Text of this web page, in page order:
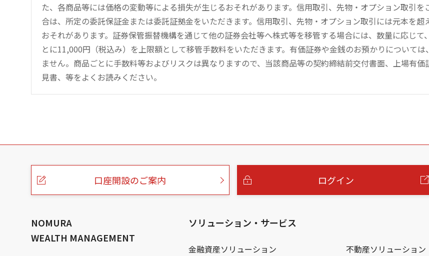
た、各商品等には価格の変動等による損失が生じるおそれがあります。信用取引、先物・オプション取引を
合は、所定の委託保証金または委託証拠金をいただきます。信用取引、先物・オプション取引には元本を超
おそれがあります。証券保管振替機構を通じて他の証券会社等へ株式等を移管する場合には、数量に応じて
とに11,000円（税込み）を上限額として移管手数料をいただきます。有価証券や金銭のお預かりについては
ません。商品ごとに手数料等およびリスクは異なりますので、当該商品等の契約締結前交付書面、上場有価
見書、等をよくお読みください。
こ
口座開設のご案内 ログイン
NOMURA
WEALTH MANAGEMENT
ソリューション・サービス
金融資産ソリューション 不動産ソリューション